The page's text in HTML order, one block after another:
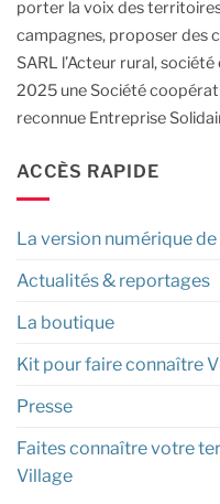
porter la voix des
campagnes, proposer des
SARL l’Acteur rural,
2025 une Société
reconnue Entreprise
ACCÈS RAPIDE
La version numérique
Actualités & reportages
La boutique
Kit pour faire connaître
Presse
Faites connaître votre
Village